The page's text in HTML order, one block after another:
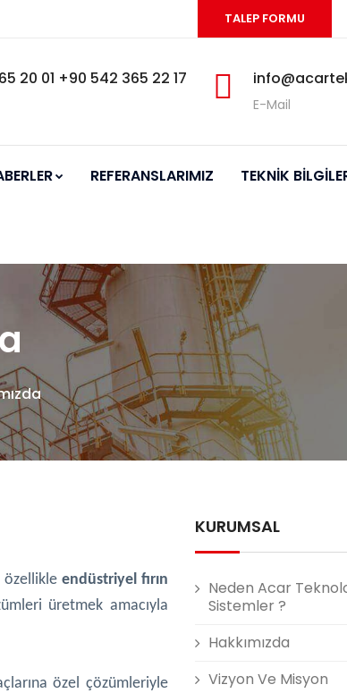
TALEP FORMU
20 01 +90 542 365 22 17
E-Mail
REFERANSLARIMIZ TEKNİK
özellikle endüstriyel fırın
üretmek amacıyla
özel çözümleriyle
KURUMSAL
Neden Acar
Sistemler ?
Hakkımızda
Vizyon Ve Misyon